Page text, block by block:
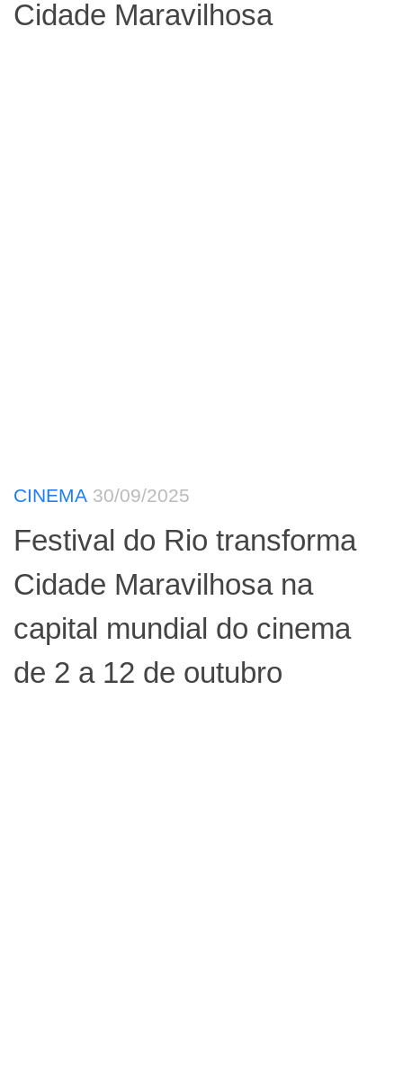
Cidade Maravilhosa
CINEMA 30/09/2025
Festival do Rio transforma
Cidade Maravilhosa na
capital mundial do cinema
de 2 a 12 de outubro